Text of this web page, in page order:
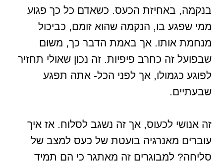
בנקמה, באחיזת הכעס. כשאדם כל כך פגוע
ממי שפגע בו, הנקמה שהוא זומם, כביכול
מנחמת אותו. אך באמת הדבר כך, משום
שבפועל זה כחרב פיפיות. זה נכון שאולי תחזיר
לפוגע כגמולו, אך לפני הכל- אתה תפגע
שבעתיים.
זה אנושי לכעוס, אך זה נשגב לסלוח. אז איך
עוברים מאנרגיה בועטת של כעס למצב של
סליחה? למבוגרים זה מאתגר כי הם תמיד